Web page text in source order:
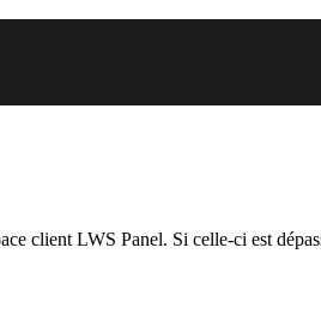
client LWS Panel. Si celle-ci est